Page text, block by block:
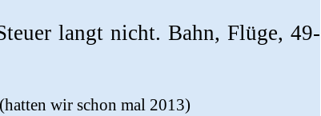
langt nicht. Bahn, Flüge, 49-
(hatten wir schon mal 2013)